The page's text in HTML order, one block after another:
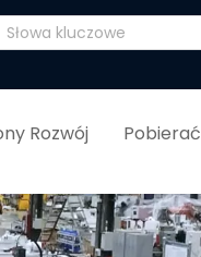
Rozwój Pobierać